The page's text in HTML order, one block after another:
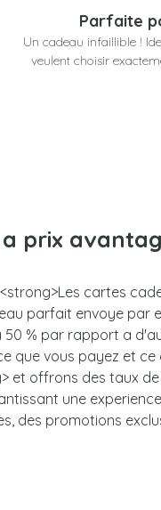
Parfaite
Un cadeau infaillible !
veulent choisir
prix
cartes
parfait envoye
50 % par rapport a
que vous payez et
et offrons des taux
une
des promotions